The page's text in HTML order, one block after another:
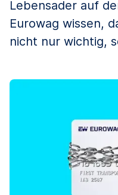
Lebensader auf
Eurowag wissen,
nicht nur wichtig,